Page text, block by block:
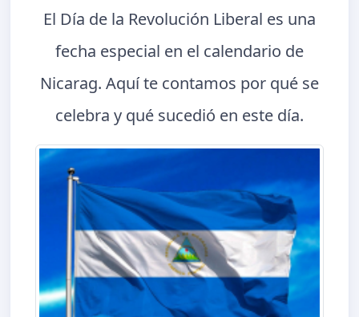
El Día de la Revolución Liberal es una
fecha especial en el calendario de
Nicarag. Aquí te contamos por qué se
celebra y qué sucedió en este día.